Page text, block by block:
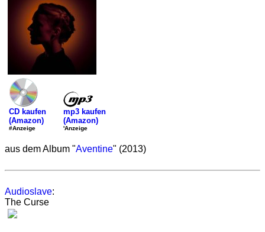
CD kaufen
(Amazon)
#Anzeige
mp3 kaufen
(Amazon)
'Anzeige
aus dem Album "Aventine" (2013)
Audioslave:
The Curse